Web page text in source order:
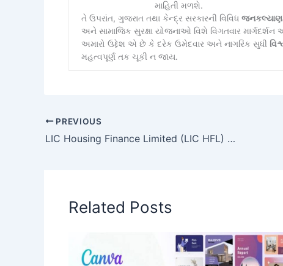
માહિતી મળશે.
તે ઉપરાંત, ગુજરાત તથા કેન્દ્ર સરકારની વિવિધ
અને સામાજિક સુરક્ષા યોજનાઓ વિશે વિગતવાર
અમારો ઉદ્દેશ એ છે કે દરેક ઉમેદવાર અને નાગરિક સુધી
મહત્વપૂર્ણ તક ચૂકી ન જાય.
PREVIOUS
LIC Housing Finance Limited (LIC HFL) Recruitment 2023
Related Posts